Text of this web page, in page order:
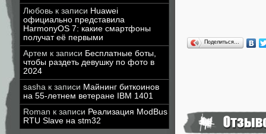
Любовь к записи Huawei
официально представила
HarmonyOS 7: какие смартфоны
получат её первыми
Артем к записи Бесплатные боты,
чтобы раздеть девушку по фото в
2024
sasha к записи Майнинг биткоинов
на 55-летнем ветеране IBM 1401
Roman к записи Реализация ModBus
RTU Slave на stm32
Поделиться…